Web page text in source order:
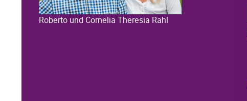
Roberto und Cornelia Theresia Rahl